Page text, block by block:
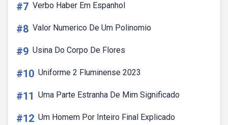
#7 Verbo Haber Em Espanhol
#8 Valor Numerico De Um Polinomio
#9 Usina Do Corpo De Flores
#10 Uniforme 2 Fluminense 2023
#11 Uma Parte Estranha De Mim Significado
#12 Um Homem Por Inteiro Final Explicado